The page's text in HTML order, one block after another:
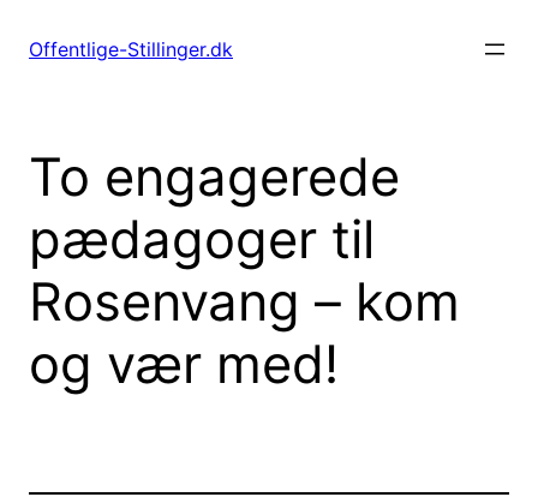
Offentlige-Stillinger.dk
To engagerede
pædagoger til
Rosenvang – kom
og vær med!